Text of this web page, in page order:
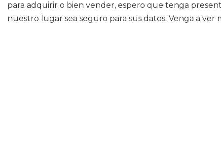
para adquirir o bien vender, espero que tenga
nuestro lugar sea seguro para sus datos. Venga a